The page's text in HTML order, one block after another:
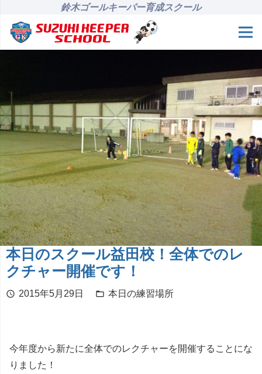
鈴木ゴールキーパー育成スクール
本日のスクール益田校！全体でのレ
クチャー開催です！
schedule 2015年5月29日 folder_open 本日の練習場所
今年度から新たに全体でのレクチャーを開催することにな
りました！